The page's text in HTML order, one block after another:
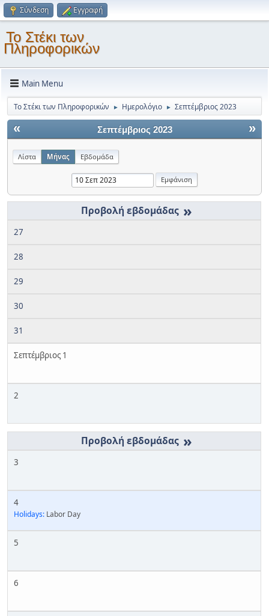
Σύνδεση Εγγραφή
Το Στέκι των
Πληροφορικών
Main Menu
Το Στέκι των Πληροφορικών ► Ημερολόγιο ► Σεπτέμβριος 2023
« »
Σεπτέμβριος 2023
Λίστα Μήνας Εβδομάδα
»
27
28
29
30
31
Σεπτέμβριος 1
2
»
3
4
Holidays: Labor Day
5
6